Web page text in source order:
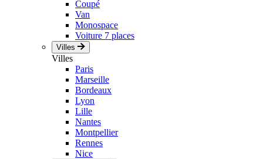
Coupé
Van
Monospace
Voiture 7 places
Villes
Villes
Paris
Marseille
Bordeaux
Lyon
Lille
Nantes
Montpellier
Rennes
Nice